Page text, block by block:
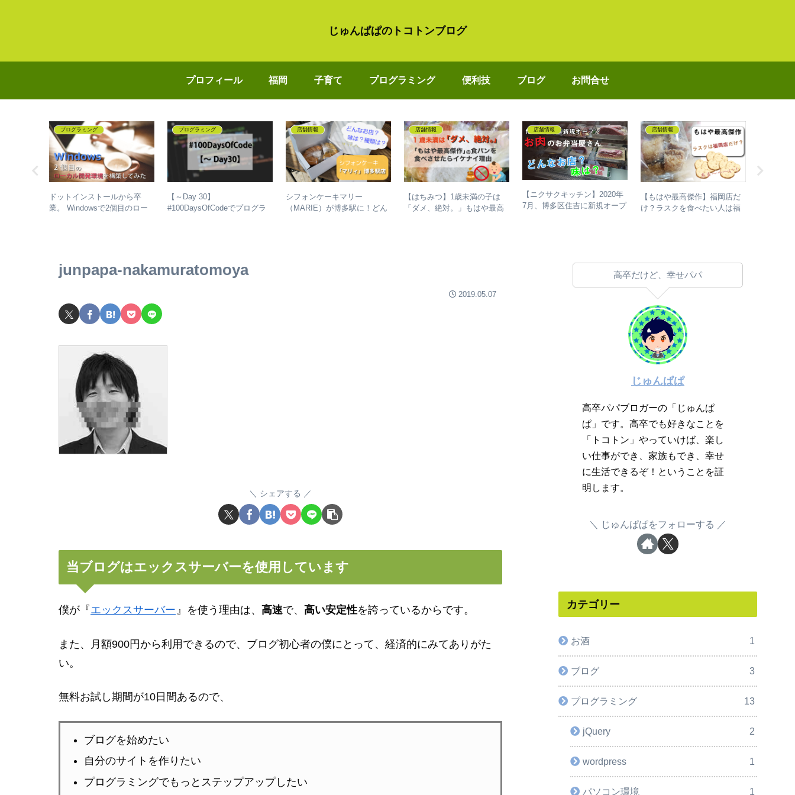
じゅんぱぱのトコトンブログ
プロフィール 福岡 子育て プログラミング 便利技 ブログ お問合せ
プログラミング
ドットインストールから卒
業。 Windowsで2個目のロー
プログラミング
【～Day 30】
#100DaysOfCodeでプログラ
店舗情報
シフォンケーキマリー
（MARIE）が博多駅に！どん
店舗情報
【はちみつ】1歳未満の子は
「ダメ、絶対。」もはや最高
店舗情報
【ニクサクキッチン】2020年
7月、博多区住吉に新規オープ
店舗情報
【もはや最高傑作】福岡店だ
け？ラスクを食べたい人は福
junpapa-nakamuratomoya
2019.05.07
シェアする
当ブログはエックスサーバーを使用しています
僕が『エックスサーバー 』を使う理由は、 高速で、 高い安定性を誇っているからです。
また、月額900円から利用できるので、ブログ初心者の僕にとって、経済的にみてありがた
い。
無料お試し期間が10日間あるので、
ブログを始めたい
自分のサイトを作りたい
プログラミングでもっとステップアップしたい
高卒だけど、幸せパパ
じゅんぱぱ
高卒パパブロガーの「じゅんぱ
ぱ」です。高卒でも好きなことを
「トコトン」やっていけば、楽し
い仕事ができ、家族もでき、幸せ
に生活できるぞ！ということを証
明します。
じゅんぱぱをフォローする
カテゴリー
お酒 1
ブログ 3
プログラミング 13
jQuery 2
wordpress 1
パソコン環境 1